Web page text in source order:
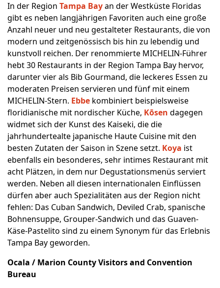
In der Region Tampa Bayan der Westküste Floridas
gibt es neben langjährigen Favoriten auch eine große
Anzahl neuer und neu gestalteter Restaurants, die von
modern und zeitgenössisch bis hin zu lebendig und
kunstvoll reichen. Der renommierte MICHELIN-Führer
hebt 30 Restaurants in der Region Tampa Bay hervor,
darunter vier als Bib Gourmand, die leckeres Essen zu
moderaten Preisen servieren und fünf mit einem
MICHELIN-Stern. Ebbe kombiniert beispielsweise
floridianische mit nordischer Küche, Kōsen dagegen
widmet sich der Kunst des Kaiseki, die die
jahrhundertealte japanische Haute Cuisine mit den
besten Zutaten der Saison in Szene setzt. Koya ist
ebenfalls ein besonderes, sehr intimes Restaurant mit
acht Plätzen, in dem nur Degustationsmenüs serviert
werden. Neben all diesen internationalen Einflüssen
dürfen aber auch Spezialitäten aus der Region nicht
fehlen: Das Cuban Sandwich, Deviled Crab, spanische
Bohnensuppe, Grouper-Sandwich und das Guaven-
Käse-Pastelito sind zu einem Synonym für das Erlebnis
Tampa Bay geworden.
Ocala / Marion County Visitors and Convention
Bureau